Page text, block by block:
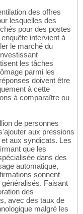
des offres
lesquelles des
pour des postes
intervient à
le marché du
les tâches
parmi les
doivent être
à cette
à comparaître ou
de personnes
aux pressions
aux syndicats. Les
que les
dans des
automatique,
sonnent
Faisant
des
avec des taux de
malgré les